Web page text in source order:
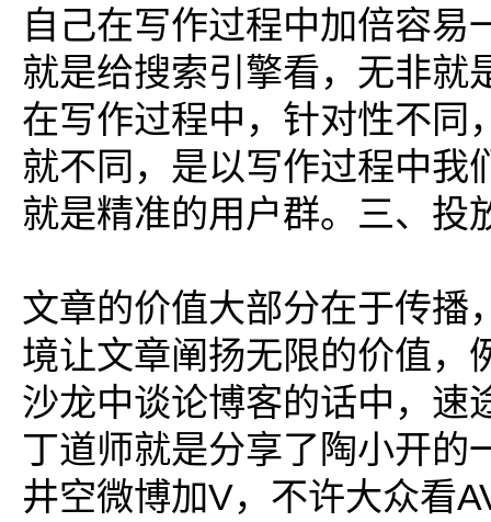
自己在写作过程中加倍容易
就是给搜索引擎看，无非就
在写作过程中，针对性不同
就不同，是以写作过程中我
就是精准的用户群。三、投
文章的价值大部分在于传播
境让文章阐扬无限的价值，
沙龙中谈论博客的话中，速
丁道师就是分享了陶小开的
井空微博加V，不许大众看